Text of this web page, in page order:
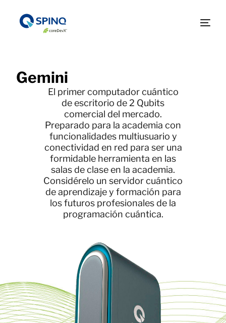
Gemini
El primer computador cuántico
de escritorio de 2 Qubits
comercial del mercado.
Preparado para la academia con
funcionalidades multiusuario y
conectividad en red para ser una
formidable herramienta en las
salas de clase en la academia.
Considérelo un servidor cuántico
de aprendizaje y formación para
los futuros profesionales de la
programación cuántica.